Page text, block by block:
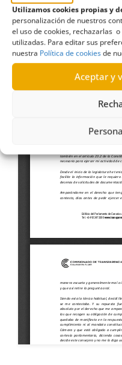
Utilizamos cookies propias y
personalización de nuestros
el uso de cookies, rechazarlas
utilizadas. Para editar sus
nuestra Política de cookiesde
Aceptar y